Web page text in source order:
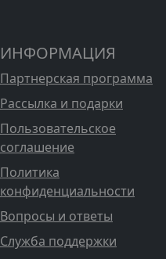
ИНФОРМАЦИЯ
Партнерская программа
Рассылка и подарки
Пользовательское
соглашение
Политика
конфиденциальности
Вопросы и ответы
Служба поддержки